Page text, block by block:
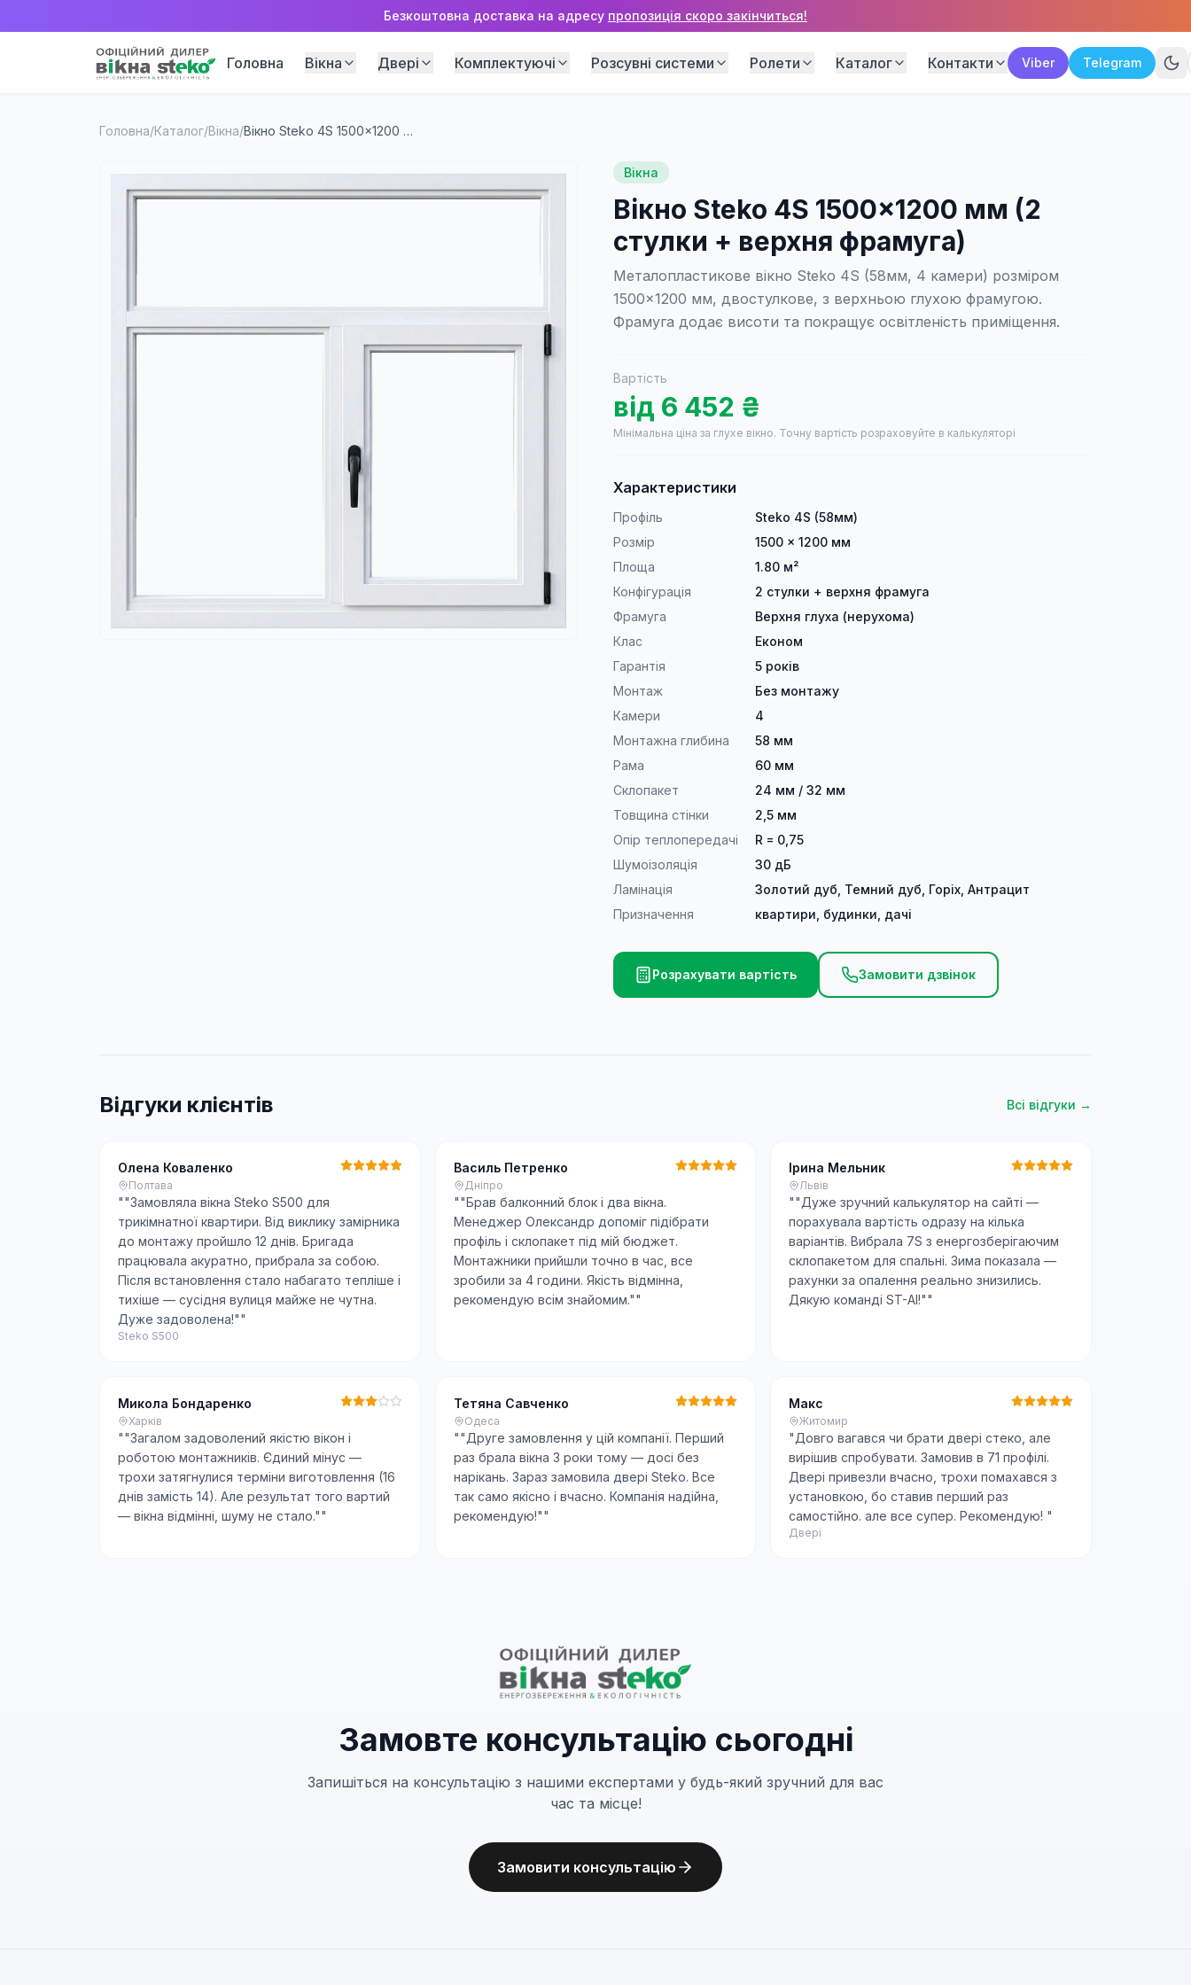
Безкоштовна доставка на адресу пропозиція скоро закінчиться!
Головна Вікна Двері Комплектуючі Розсувні системи Ролети Каталог Контакти Viber Telegram
Головна/Каталог/Вікна/ Вікно Steko 4S 1500×1200 мм (2 стулки + верхня фрамуга)
Вікна
Вікно Steko 4S 1500×1200 мм (2
стулки + верхня фрамуга)
Металопластикове вікно Steko 4S (58мм, 4 камери) розміром
1500×1200 мм, двостулкове, з верхньою глухою фрамугою.
Фрамуга додає висоти та покращує освітленість приміщення.
Вартість
від 6 452 ₴
Мінімальна ціна за глухе вікно. Точну вартість розраховуйте в калькуляторі
Характеристики
Профіль
Steko 4S (58мм)
Розмір
1500 × 1200 мм
Площа
1.80 м²
Конфігурація
2 стулки + верхня фрамуга
Фрамуга
Верхня глуха (нерухома)
Клас
Економ
Гарантія
5 років
Монтаж
Без монтажу
Камери
4
Монтажна глибина
58 мм
Рама
60 мм
Склопакет
24 мм / 32 мм
Товщина стінки
2,5 мм
Опір теплопередачі
R = 0,75
Шумоізоляція
30 дБ
Ламінація
Золотий дуб, Темний дуб, Горіх, Антрацит
Призначення
квартири, будинки, дачі
Розрахувати вартість Замовити дзвінок
Відгуки клієнтів Всі відгуки →
Олена Коваленко
Полтава
""Замовляла вікна Steko S500 для
трикімнатної квартири. Від виклику замірника
до монтажу пройшло 12 днів. Бригада
працювала акуратно, прибрала за собою.
Після встановлення стало набагато тепліше і
тихіше — сусідня вулиця майже не чутна.
Дуже задоволена!""
Steko S500
Василь Петренко
Дніпро
""Брав балконний блок і два вікна.
Менеджер Олександр допоміг підібрати
профіль і склопакет під мій бюджет.
Монтажники прийшли точно в час, все
зробили за 4 години. Якість відмінна,
рекомендую всім знайомим.""
Ірина Мельник
Львів
""Дуже зручний калькулятор на сайті —
порахувала вартість одразу на кілька
варіантів. Вибрала 7S з енергозберігаючим
склопакетом для спальні. Зима показала —
рахунки за опалення реально знизились.
Дякую команді ST-AI!""
Микола Бондаренко
Харків
""Загалом задоволений якістю вікон і
роботою монтажників. Єдиний мінус —
трохи затягнулися терміни виготовлення (16
днів замість 14). Але результат того вартий
— вікна відмінні, шуму не стало.""
Тетяна Савченко
Одеса
""Друге замовлення у цій компанії. Перший
раз брала вікна 3 роки тому — досі без
нарікань. Зараз замовила двері Steko. Все
так само якісно і вчасно. Компанія надійна,
рекомендую!""
Макс
Житомир
"Довго вагався чи брати двері стеко, але
вирішив спробувати. Замовив в 71 профілі.
Двері привезли вчасно, трохи помахався з
установкою, бо ставив перший раз
самостійно. але все супер. Рекомендую! "
Двері
Замовте консультацію сьогодні
Запишіться на консультацію з нашими експертами у будь-який зручний для вас
час та місце!
Замовити консультацію